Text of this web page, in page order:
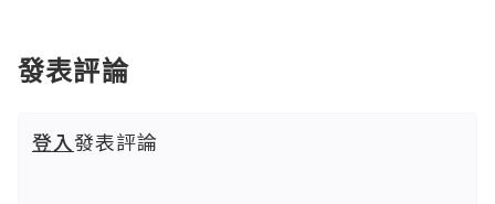
發表評論
登入發表評論